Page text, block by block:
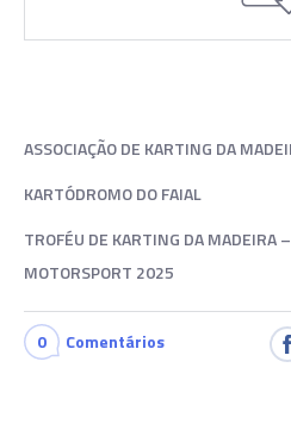
ASSOCIAÇÃO DE KARTING DA
KARTÓDROMO DO FAIAL
TROFÉU DE KARTING DA MADEIRA
MOTORSPORT 2025
0 Comentários